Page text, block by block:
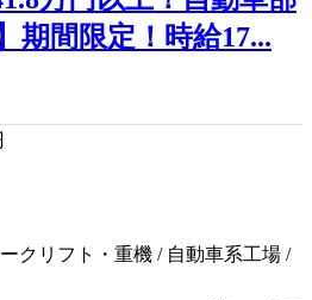
期間限定！時給17...
クリフト・重機 / 自動車系工場 /